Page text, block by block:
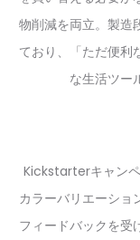
物削減を両立。製造
ており、「ただ便利
な生活ツー
Kickstarterキャン
カラーバリエーショ
フィードバックを受